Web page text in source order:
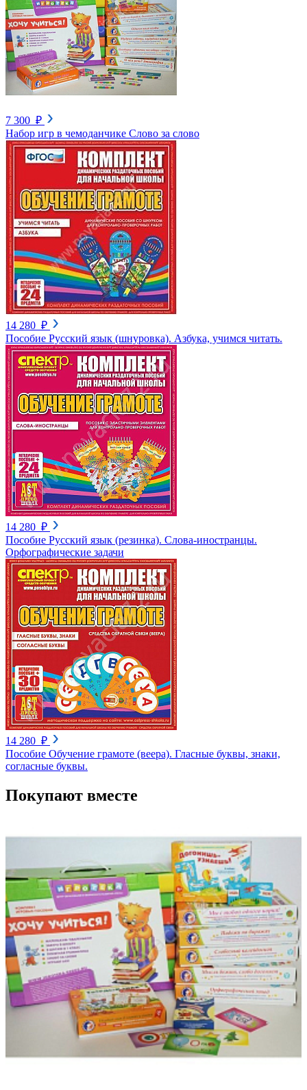
7 300 ₽
Набор игр в чемоданчике Слово за слово
14 280 ₽
Пособие Русский язык (шнуровка). Азбука, учимся читать.
14 280 ₽
Пособие Русский язык (резинка). Слова-иностранцы.
Орфографические задачи
14 280 ₽
Пособие Обучение грамоте (веера). Гласные буквы, знаки,
согласные буквы.
Покупают вместе